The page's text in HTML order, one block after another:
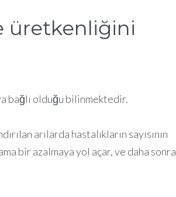
üretkenliğini
bağlı olduğu bilinmektedir.
arılarda hastalıkların sayısının
bir azalmaya yol açar, ve daha sonra